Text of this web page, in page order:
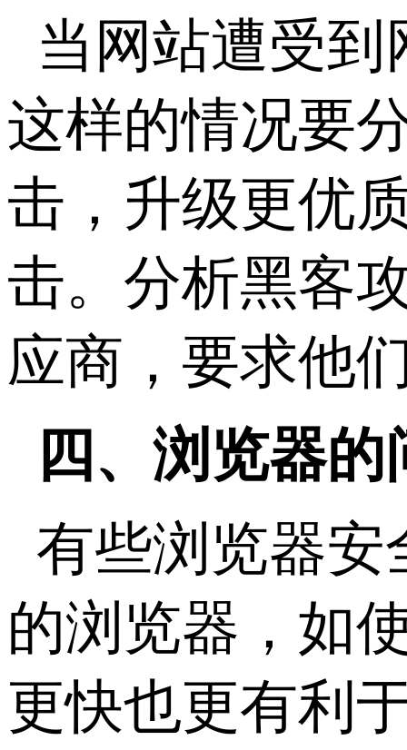
当网站遭受
这样的情况要
击，升级更优
击。分析黑客
应商，要求他
四、浏览器的
有些浏览器安
的浏览器，如
更快也更有利